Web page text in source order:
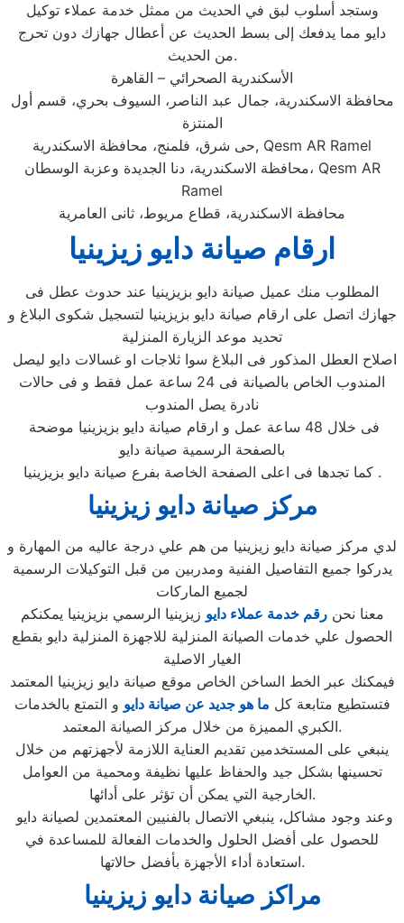
وستجد أسلوب لبق في الحديث من ممثل خدمة عملاء توكيل
دايو مما يدفعك إلى بسط الحديث عن أعطال جهازك دون تحرج
من الحديث.
الأسكندرية الصحرائي – القاهرة
محافظة الاسكندرية، جمال عبد الناصر، السيوف بحري، قسم أول
المنتزة
حى شرق، فلمنج، محافظة الاسكندرية, Qesm AR Ramel
محافظة الاسكندرية، دنا الجديدة وعزبة الوسطان، Qesm AR
Ramel
محافظة الاسكندرية، قطاع مريوط، ثانى العامرية
ارقام صيانة دايو زيزينيا
المطلوب منك عميل صيانة دايو بزيزينيا عند حدوث عطل فى
جهازك اتصل على ارقام صيانة دايو بزيزينيا لتسجيل شكوى البلاغ و
تحديد موعد الزيارة المنزلية
المندوب الخاص بالصيانة فى 24 ساعة عمل فقط و فى حالات
نادرة يصل المندوب
بالصفحة الرسمية صيانة دايو
كما تجدها فى اعلى الصفحة الخاصة بفرع صيانة دايو بزيزينيا .
مركز صيانة دايو زيزينيا
لدي مركز صيانة دايو زيزينيا من هم علي درجة عاليه من المهارة و
يدركوا جميع التفاصيل الفنية ومدربين من قبل التوكيلات الرسمية
لجميع الماركات
معنا نحنرقم خدمة عملاء دايو زيزينيا الرسمي بزيزينيا يمكنكم
الحصول علي خدمات الصيانة المنزلية للاجهزة المنزلية دايو بقطع
الغيار الاصلية
فيمكنك عبر الخط الساخن الخاص موقع صيانة دايو زيزينيا المعتمد
فتستطيع متابعة كل ما هو جديد عن صيانة دايو و التمتع بالخدمات
الكبري المميزة من خلال مركز الصيانة المعتمد.
ينبغي على المستخدمين تقديم العناية اللازمة لأجهزتهم من خلال
تحسينها بشكل جيد والحفاظ عليها نظيفة ومحمية من العوامل
الخارجية التي يمكن أن تؤثر على أدائها.
وعند وجود مشاكل، ينبغي الاتصال بالفنيين المعتمدين لصيانة دايو
للحصول على أفضل الحلول والخدمات الفعالة للمساعدة في
استعادة أداء الأجهزة بأفضل حالاتها.
مراكز صيانة دايو زيزينيا